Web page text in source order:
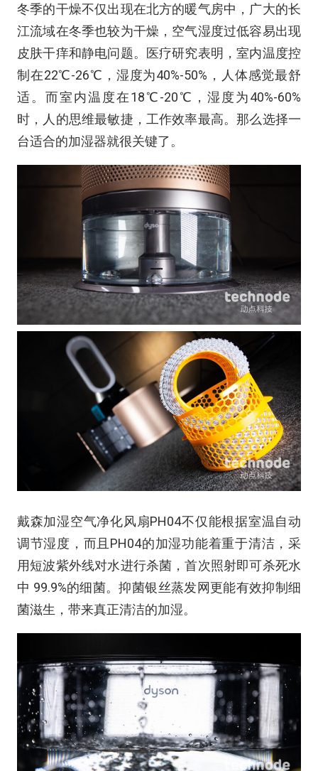
冬季的干燥不仅出现在北方的暖气房中，广大的长
江流域在冬季也较为干燥，空气湿度过低容易出现
皮肤干痒和静电问题。医疗研究表明，室内温度控
制在22℃-26℃，湿度为40%-50%，人体感觉最舒
适。而室内温度在18℃-20℃，湿度为40%-60%
时，人的思维最敏捷，工作效率最高。那么选择一
台适合的加湿器就很关键了。
戴森加湿空气净化风扇PH04不仅能根据室温自动
调节湿度，而且PH04的加湿功能着重于清洁，采
用短波紫外线对水进行杀菌，首次照射即可杀死水
中 99.9%的细菌。抑菌银丝蒸发网更能有效抑制细
菌滋生，带来真正清洁的加湿。